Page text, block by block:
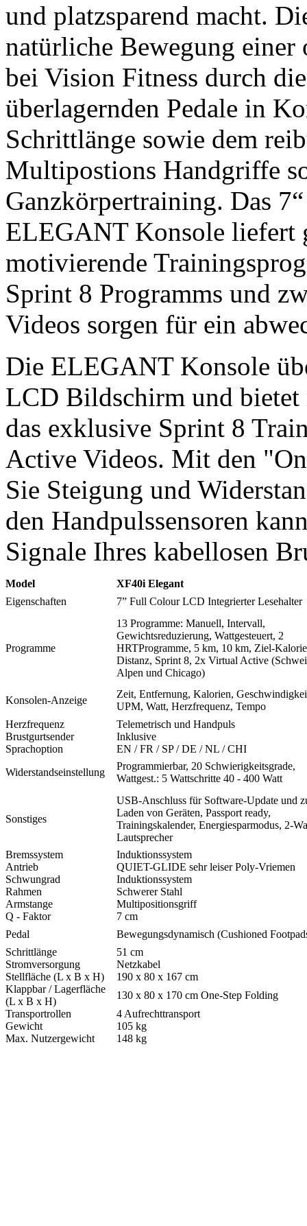
und platzsparend macht.
natürliche Bewegung
bei Vision Fitness durch
überlagernden Pedale in
Schrittlänge sowie dem
Multipostions Handgriffe
Ganzkörpertraining. Das
ELEGANT Konsole liefert
motivierende
Sprint 8 Programms und
Videos sorgen für ein
Die ELEGANT Konsole
LCD Bildschirm und bietet
das exklusive Sprint 8
Active Videos. Mit den
Sie Steigung und
den Handpulssensoren
Signale Ihres kabellosen
Model
XF40i Elegant
Eigenschaften
7” Full Colour LCD Integrierter Lesehalter
Programme
13 Programme: Manuell, Intervall,
Gewichtsreduzierung, Wattgesteuert, 2
HRTProgramme, 5 km, 10 km, Ziel-
Distanz, Sprint 8, 2x Virtual Active
Alpen und Chicago)
Konsolen-Anzeige
Zeit, Entfernung, Kalorien,
UPM, Watt, Herzfrequenz, Tempo
Herzfrequenz
Telemetrisch und Handpuls
Brustgurtsender
Inklusive
Sprachoption
EN / FR / SP / DE / NL / CHI
Widerstandseinstellung
Programmierbar, 20 Schwierigkeitsgrade,
Wattgest.: 5 Wattschritte 40 - 400 Watt
Sonstiges
USB-Anschluss für Software-Update und
Laden von Geräten, Passport ready,
Trainingskalender, Energiesparmodus, 2-
Lautsprecher
Bremssystem
Induktionssystem
Antrieb
QUIET-GLIDE sehr leiser Poly-Vriemen
Schwungrad
Induktionssystem
Rahmen
Schwerer Stahl
Armstange
Multipositionsgriff
Q - Faktor
7 cm
Pedal
Bewegungsdynamisch (Cushioned
Schrittlänge
51 cm
Stromversorgung
Netzkabel
Stellfläche (L x B x H)
190 x 80 x 167 cm
Klappbar / Lagerfläche
(L x B x H)
130 x 80 x 170 cm One-Step Folding
Transportrollen
4 Aufrechttransport
Gewicht
105 kg
Max. Nutzergewicht
148 kg